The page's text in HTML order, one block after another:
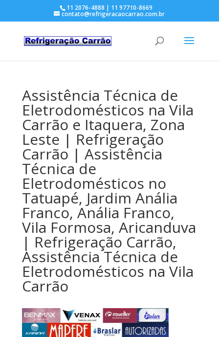
11 2076-4888 | 11 97710-8669
contato@refrigeracaocarrao.com.br
Assistência Técnica de
Eletrodomésticos na Vila
Carrão e Itaquera, Zona
Leste | Refrigeração
Carrão | Assistência
Técnica de
Eletrodomésticos no
Tatuapé, Jardim Anália
Franco, Anália Franco,
Vila Formosa, Aricanduva
| Refrigeração Carrão,
Assistência Técnica de
Eletrodomésticos na Vila
Carrão